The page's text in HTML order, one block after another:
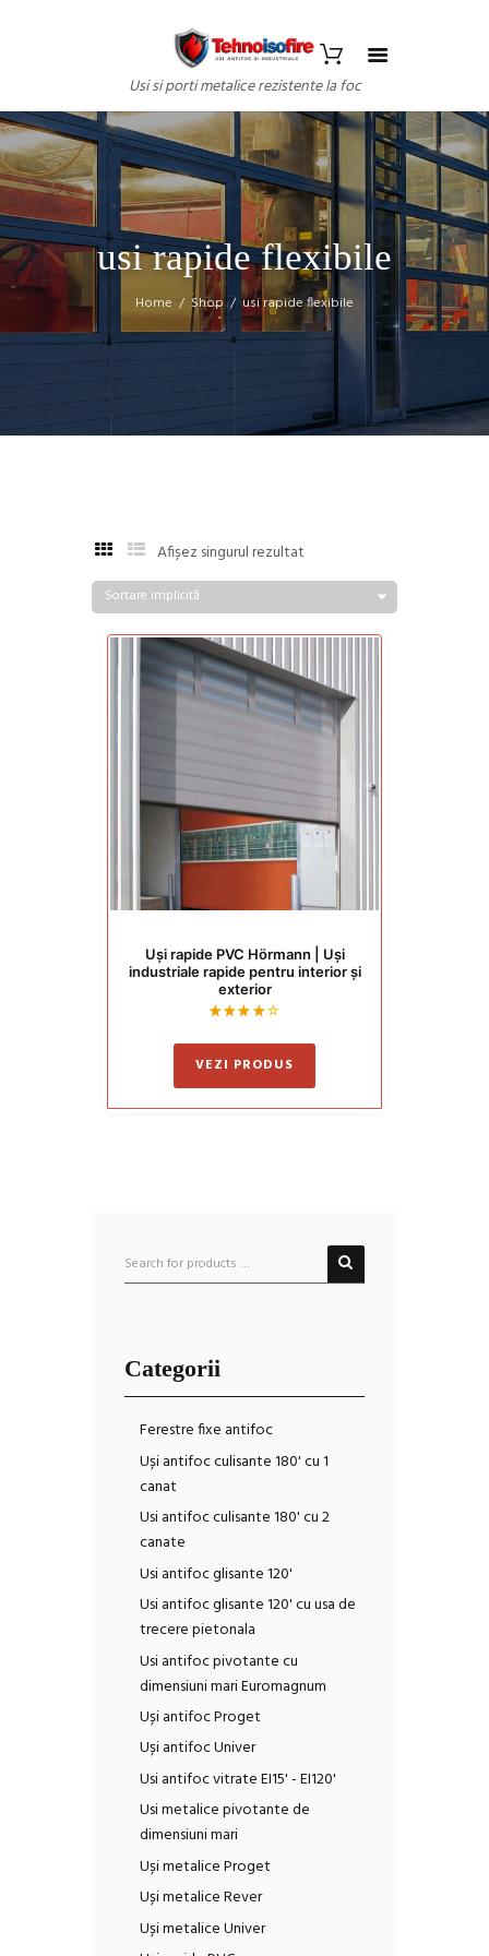
Usi si porti metalice rezistente la foc
usi rapide flexibile
Home Shop usi rapide flexibile
Afișez singurul rezultat
Uși rapide PVC Hörmann | Uși
industriale rapide pentru interior și
exterior
la
4
din 5
VEZI PRODUS
Categorii
Ferestre fixe antifoc
Uși antifoc culisante 180' cu 1
canat
Usi antifoc culisante 180' cu 2
canate
Usi antifoc glisante 120'
Usi antifoc glisante 120' cu usa de
trecere pietonala
Usi antifoc pivotante cu
dimensiuni mari Euromagnum
Uși antifoc Proget
Uși antifoc Univer
Usi antifoc vitrate EI15' - EI120'
Usi metalice pivotante de
dimensiuni mari
Uși metalice Proget
Uși metalice Rever
Uși metalice Univer